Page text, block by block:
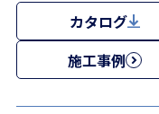
カタログ
施工事例